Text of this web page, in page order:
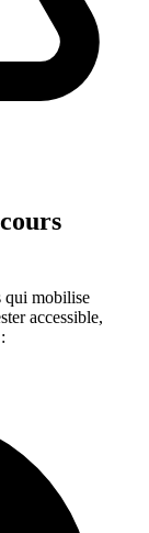
qui mobilise
accessible,